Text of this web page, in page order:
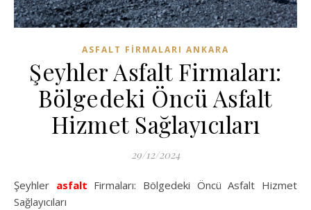
ASFALT FIRMALARI ANKARA
Şeyhler Asfalt Firmaları:
Bölgedeki Öncü Asfalt
Hizmet Sağlayıcıları
29/12/2024
Şeyhler asfalt Firmaları: Bölgedeki Öncü Asfalt Hizmet
Sağlayıcıları